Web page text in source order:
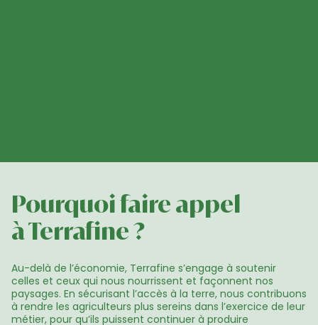
Pourquoi faire appel
à Terrafine ?
Au-delà de l’économie, Terrafine s’engage à soutenir
celles et ceux qui nous nourrissent et façonnent nos
paysages. En sécurisant l’accès à la terre, nous contribuons
à rendre les agriculteurs plus sereins dans l’exercice de leur
métier, pour qu’ils puissent continuer à produire